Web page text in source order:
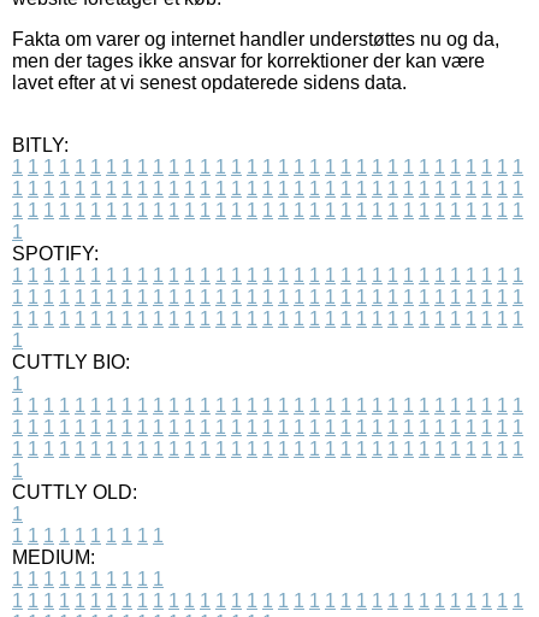
Fakta om varer og internet handler understøttes nu og da,
men der tages ikke ansvar for korrektioner der kan være
lavet efter at vi senest opdaterede sidens data.
BITLY:
1 1 1 1 1 1 1 1 1 1 1 1 1 1 1 1 1 1 1 1 1 1 1 1 1 1 1 1 1 1 1 1 1
1 1 1 1 1 1 1 1 1 1 1 1 1 1 1 1 1 1 1 1 1 1 1 1 1 1 1 1 1 1 1 1 1
1 1 1 1 1 1 1 1 1 1 1 1 1 1 1 1 1 1 1 1 1 1 1 1 1 1 1 1 1 1 1 1 1
1
SPOTIFY:
1 1 1 1 1 1 1 1 1 1 1 1 1 1 1 1 1 1 1 1 1 1 1 1 1 1 1 1 1 1 1 1 1
1 1 1 1 1 1 1 1 1 1 1 1 1 1 1 1 1 1 1 1 1 1 1 1 1 1 1 1 1 1 1 1 1
1 1 1 1 1 1 1 1 1 1 1 1 1 1 1 1 1 1 1 1 1 1 1 1 1 1 1 1 1 1 1 1 1
1
CUTTLY BIO:
1
1 1 1 1 1 1 1 1 1 1 1 1 1 1 1 1 1 1 1 1 1 1 1 1 1 1 1 1 1 1 1 1 1
1 1 1 1 1 1 1 1 1 1 1 1 1 1 1 1 1 1 1 1 1 1 1 1 1 1 1 1 1 1 1 1 1
1 1 1 1 1 1 1 1 1 1 1 1 1 1 1 1 1 1 1 1 1 1 1 1 1 1 1 1 1 1 1 1 1
1
CUTTLY OLD:
1
1 1 1 1 1 1 1 1 1 1
MEDIUM:
1 1 1 1 1 1 1 1 1 1
1 1 1 1 1 1 1 1 1 1 1 1 1 1 1 1 1 1 1 1 1 1 1 1 1 1 1 1 1 1 1 1 1